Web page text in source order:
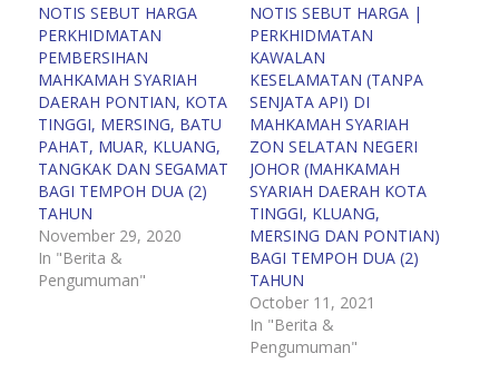
NOTIS SEBUT HARGA
PERKHIDMATAN
PEMBERSIHAN
MAHKAMAH SYARIAH
DAERAH PONTIAN, KOTA
TINGGI, MERSING, BATU
PAHAT, MUAR, KLUANG,
TANGKAK DAN SEGAMAT
BAGI TEMPOH DUA (2)
TAHUN
November 29, 2020
In "Berita &
Pengumuman"
NOTIS SEBUT HARGA |
PERKHIDMATAN
KAWALAN
KESELAMATAN (TANPA
SENJATA API) DI
MAHKAMAH SYARIAH
ZON SELATAN NEGERI
JOHOR (MAHKAMAH
SYARIAH DAERAH KOTA
TINGGI, KLUANG,
MERSING DAN PONTIAN)
BAGI TEMPOH DUA (2)
TAHUN
October 11, 2021
In "Berita &
Pengumuman"